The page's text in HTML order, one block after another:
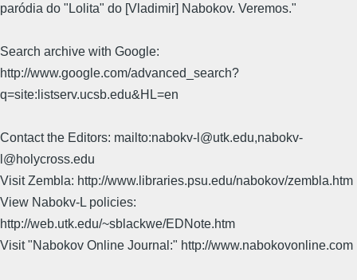
paródia do "Lolita" do [Vladimir] Nabokov. Veremos."
Search archive with Google:
http://www.google.com/advanced_search?
q=site:listserv.ucsb.edu&HL=en
Contact the Editors: mailto:nabokv-l@utk.edu,nabokv-
l@holycross.edu
Visit Zembla: http://www.libraries.psu.edu/nabokov/zembla.htm
View Nabokv-L policies:
http://web.utk.edu/~sblackwe/EDNote.htm
Visit "Nabokov Online Journal:" http://www.nabokovonline.com